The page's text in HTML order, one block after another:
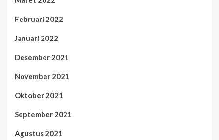
Februari 2022
Januari 2022
Desember 2021
November 2021
Oktober 2021
September 2021
Agustus 2021